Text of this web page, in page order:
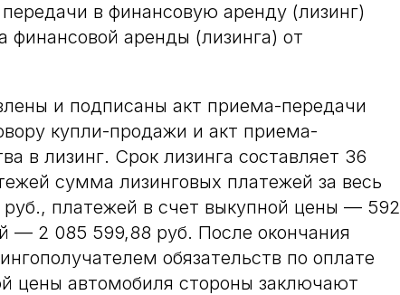
в финансовую аренду (лизинг)
финансовой аренды (лизинга) от
и подписаны акт приема-передачи
купли-продажи и акт приема-
в лизинг. Срок лизинга составляет 36
сумма лизинговых платежей за весь
руб., платежей в счет выкупной цены — 592
— 2 085 599,88 руб. После окончания
обязательств по оплате
цены автомобиля стороны заключают